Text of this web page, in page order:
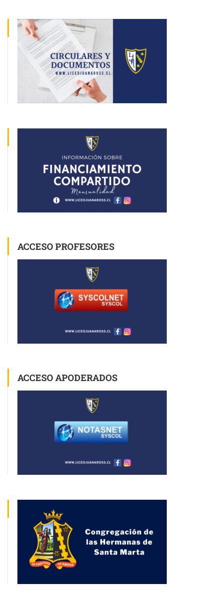
ACCESO PROFESORES
ACCESO APODERADOS